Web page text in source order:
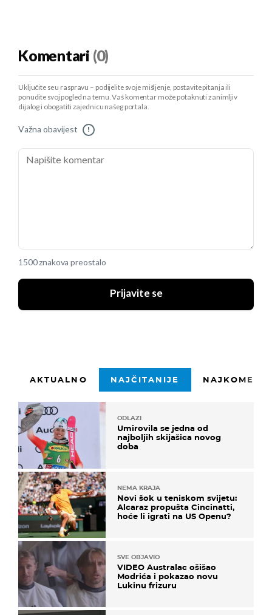
Komentari (0)
Uključite se u raspravu – podijelite svoje mišljenje, postavite pitanja ili
ponudite svoj pogled na temu. Vaš komentar može potaknuti zanimljiv
dijalog i obogatiti zajednicu našeg portala.
Važna obavijest !
1500 znakova preostalo
Prijavite se
AKTUALNO NAJČITANIJE
ODLAZI
Umirovila se jedna od
najboljih skijašica novog
doba
NEMA KRAJA
Novi šok u teniskom svijetu:
Alcaraz propušta Cincinatti,
hoće li igrati na US Openu?
SVE OBJAVIO
VIDEO Australac ošišao
Modrića i pokazao novu
Lukinu frizuru